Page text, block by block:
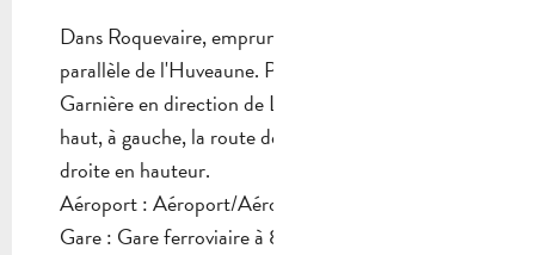
Dans Roquevaire, emprunter la Rue Rolland en
parallèle de l'Huveaune. Passer sous le pont dit de
Garnière en direction de Lascours. 350 m plus
haut, à gauche, la route des Manaux. 3e maison à
droite en hauteur.
Aéroport : Aéroport/Aérodrome à 55km
Gare : Gare ferroviaire à 8km